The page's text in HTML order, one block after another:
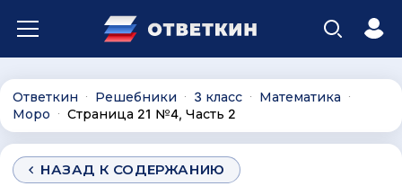
Ответкин ∙ Решебники ∙ 3 класс ∙ Математика ∙
Моро ∙ Страница 21 №4, Часть 2
НАЗАД К СОДЕРЖАНИЮ